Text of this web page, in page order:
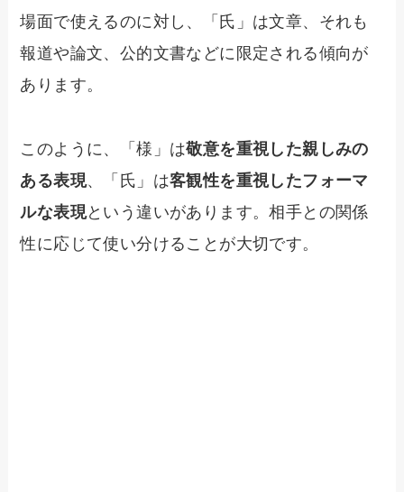
場面で使えるのに対し、「氏」は文章、それも
報道や論文、公的文書などに限定される傾向が
あります。
このように、「様」は敬意を重視した親しみの
ある表現、「氏」は客観性を重視したフォーマ
ルな表現という違いがあります。相手との関係
性に応じて使い分けることが大切です。